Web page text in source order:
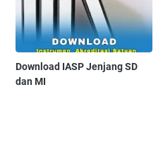
Download IASP Jenjang SD
dan MI